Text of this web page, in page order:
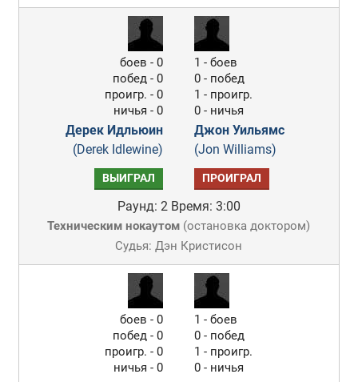
боев - 0
побед - 0
проигр. - 0
ничья - 0
Дерек Идльюин
(Derek Idlewine)
1 - боев
0 - побед
1 - проигр.
0 - ничья
Джон Уильямс
(Jon Williams)
ВЫИГРАЛ ПРОИГРАЛ
Раунд: 2 Время: 3:00
Техническим нокаутом (остановка доктором)
Судья: Дэн Кристисон
боев - 0
побед - 0
проигр. - 0
ничья - 0
1 - боев
0 - побед
1 - проигр.
0 - ничья